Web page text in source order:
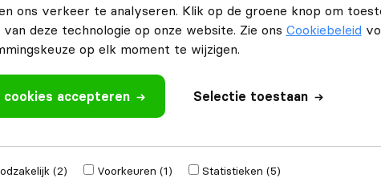
ons verkeer te analyseren. Klik op de groene knop om
deze technologie op onze website. Zie ons Cookiebeleid
op elk moment te wijzigen.
cookies accepteren Selectie toestaan
(2) Voorkeuren (1)
Statistieken (5)